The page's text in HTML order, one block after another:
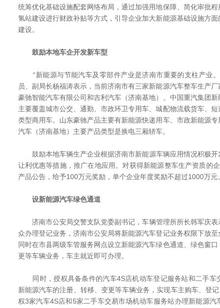
统筹优化基础设施配套网络布局，通过加强用地保障、简化审批
氢站建设进行财政补贴等方式，引导企业加大新能源基础设施方
建设。
鼓励本地车企开发新车型
“新能源与节能汽车及零部件产业是济南市重要的支柱产业。
员、副局长杨福涛表示，当前济南市有三家新能源汽车整车生产
豪驰智能汽车有限公司和吉利汽车（济南基地）。中国重汽集团
主要覆盖城市公交、通勤、市政环卫专用车、城配物流载货车、
类型商用车。山东豪驰产品主要有新能源快递用车、市政新能源
汽车（济南基地）主要产品类型是换电三厢轿车。
鼓励本地车辆生产企业根据济南市新能源车辆应用情况积极开
让利优惠等措施，推广在地应用。对获得新能源整车生产资质的
产品公告，给予100万元奖励，单个企业年度奖励不超过1000万元
设新能源汽车绿色通道
济南市公安局交警支队党委副书记，车辆管理所所长韩军庆表
众办理登记业务，济南市公安局将新能源汽车登记业务权限下放
同时在市县两级车管服务网点设立新能源汽车绿色通道、绿色窗
更等车辆业务，车主就近即可办理。
同时，授权具备条件的汽车4S店机动车登记服务站和二手车
新能源汽车的注册、转移、变更等车辆业务，实现车主购车、登
权3家汽车4S店和5家二手车交易市场机动车服务站办理新能源